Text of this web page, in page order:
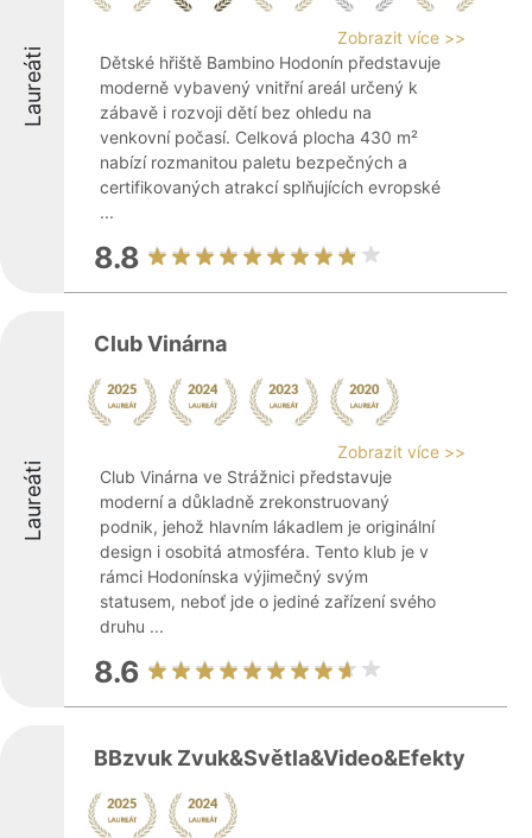
Laureáti
Zobrazit více >>
Dětské hřiště Bambino Hodonín představuje
moderně vybavený vnitřní areál určený k
zábavě i rozvoji dětí bez ohledu na
venkovní počasí. Celková plocha 430 m²
nabízí rozmanitou paletu bezpečných a
certifikovaných atrakcí splňujících evropské
...
8.8
Laureáti
Club Vinárna
Zobrazit více >>
Club Vinárna ve Strážnici představuje
moderní a důkladně zrekonstruovaný
podnik, jehož hlavním lákadlem je originální
design i osobitá atmosféra. Tento klub je v
rámci Hodonínska výjimečný svým
statusem, neboť jde o jediné zařízení svého
druhu ...
8.6
BBzvuk Zvuk&Světla&Video&Efekty